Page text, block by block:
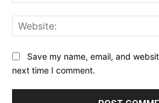
Save my name, email, and
next time I comment.